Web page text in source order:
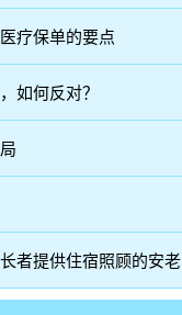
者提供住宿照顾的安
如何反对？
疗保单的要点